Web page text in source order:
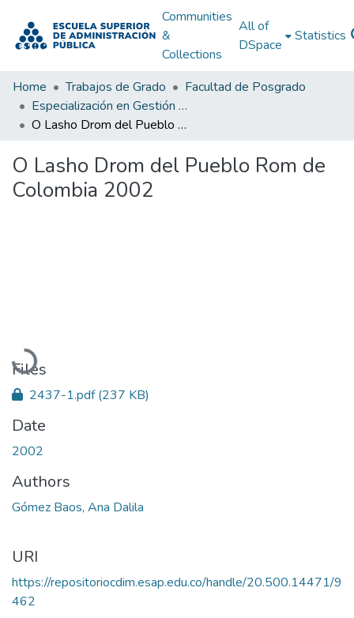
Communities
&
Collections
All of
DSpace
Statistics
Home Trabajos de Grado
Facultad de Posgrado
Especialización en Gestión y Planificación del Desarrollo Urbano y Regional
O Lasho Drom del Pueblo Rom de Colombia 2002
O Lasho Drom del Pueblo Rom de
Colombia 2002
Loading...
Files
2437-1.pdf(237 KB)
Date
2002
Authors
Gómez Baos, Ana Dalila
URI
https://repositoriocdim.esap.edu.co/handle/20.500.14471/9
462